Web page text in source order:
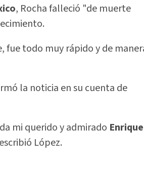
, Rocha falleció "de muerte
fue todo muy rápido y de
la noticia en su cuenta de
mi querido y admirado Enrique
López.